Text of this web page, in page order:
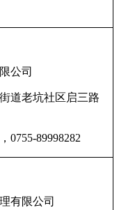
公司
道老坑社区启三路
0755-89998282
有限公司